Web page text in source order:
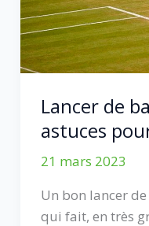
Lancer de
astuces
21 mars 2023
Un bon lancer de
qui fait, en très